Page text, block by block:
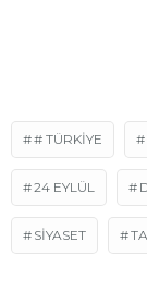
# TÜRKIYE
24 EYLÜL
SIYASET